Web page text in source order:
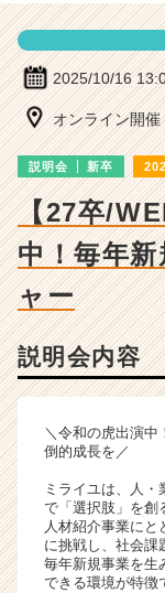
2025/10/16
オンライン開催
説明会 新卒
【27卒/
中！毎年
ャー
説明会内容
＼令和の虎出演中
倒的成長を／
ミライユは、人
で「選択肢」を創
人材紹介事業に
に挑戦し、社会課
毎年新規事業を生
できる環境が特徴